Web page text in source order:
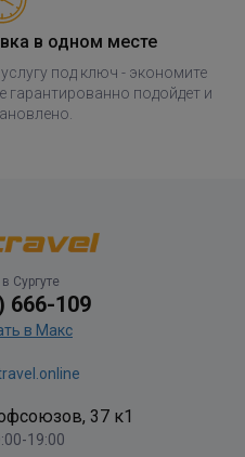
в одном месте
под ключ - экономите
гарантированно подойдет и
Сургуте
666-109
в Макс
37 к1
19:00